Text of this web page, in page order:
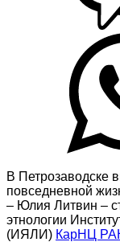
В Петрозаводске
повседневной
– Юлия Литвин –
этнологии
(ИЯЛИ) КарНЦ